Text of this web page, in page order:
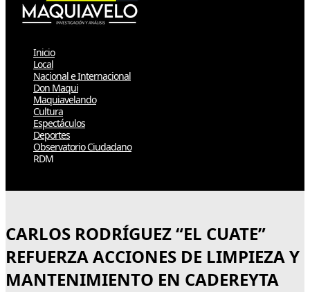
Inicio
Local
Nacional e Internacional
Don Maqui
Maquiavelando
Cultura
Espectáculos
Deportes
Observatorio Ciudadano
RDM
CARLOS RODRÍGUEZ “EL CUATE”
REFUERZA ACCIONES DE LIMPIEZA Y
MANTENIMIENTO EN CADEREYTA